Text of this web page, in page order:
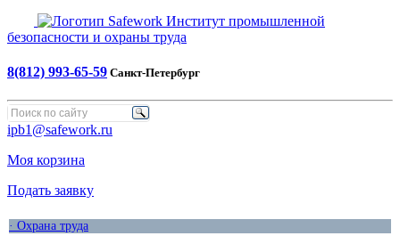
Safework Институт промышленной
безопасности и охраны труда
8(812) 993-65-59 Санкт-Петербург
ipb1@safework.ru
Моя корзина
Подать заявку
· Охрана труда